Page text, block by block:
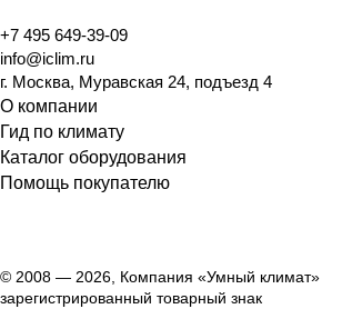
+7 495 649-39-09
info@iclim.ru
г. Москва, Муравская 24, подъезд 4
О компании
Гид по климату
Каталог оборудования
Помощь покупателю
© 2008 — 2026, Компания «Умный климат»
зарегистрированный товарный знак